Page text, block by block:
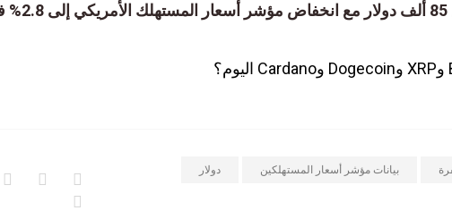
سعر البيتكوين يقترب من 85 ألف دولار مع انخفاض مؤشر أسعار المستهلك الأمريكي
بيانات مؤشر أسعار المستهلكين دولار